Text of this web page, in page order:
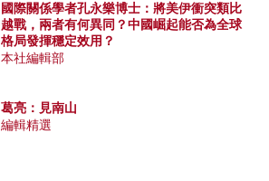
國際關係學者孔永樂博士：將美伊衝突類比
越戰，兩者有何異同？中國崛起能否為全球
格局發揮穩定效用？
本社編輯部
葛亮：見南山
編輯精選